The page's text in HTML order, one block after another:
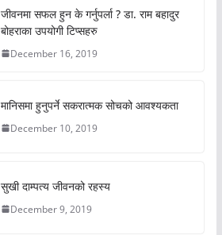
जीवनमा सफल हुन के गर्नुपर्ला ? डा. राम बहादुर
बोहराका उपयोगी टिप्सहरु
December 16, 2019
मानिसमा हुनुपर्ने सकरात्मक सोचको आवश्यकता
December 10, 2019
सुखी दाम्पत्य जीवनको रहस्य
December 9, 2019